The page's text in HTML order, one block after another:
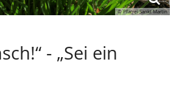
© Pfarrei Sankt Martin
- „Sei ein